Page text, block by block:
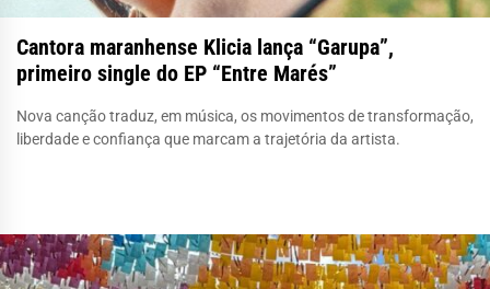
Cantora maranhense Klicia lança “Garupa”,
primeiro single do EP “Entre Marés”
Nova canção traduz, em música, os movimentos de transformação,
liberdade e confiança que marcam a trajetória da artista.